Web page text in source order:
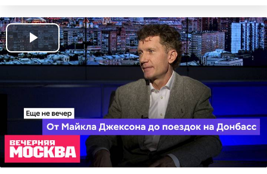
Play
Video